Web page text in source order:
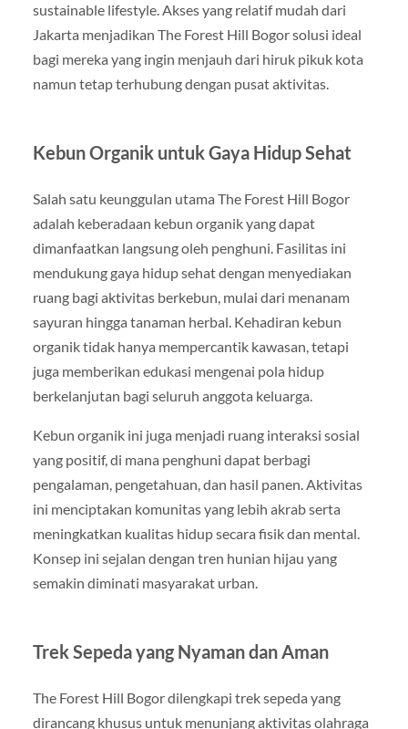
sustainable lifestyle. Akses yang relatif mudah dari
Jakarta menjadikan The Forest Hill Bogor solusi ideal
bagi mereka yang ingin menjauh dari hiruk pikuk kota
namun tetap terhubung dengan pusat aktivitas.
Kebun Organik untuk Gaya Hidup Sehat
Salah satu keunggulan utama The Forest Hill Bogor
adalah keberadaan kebun organik yang dapat
dimanfaatkan langsung oleh penghuni. Fasilitas ini
mendukung gaya hidup sehat dengan menyediakan
ruang bagi aktivitas berkebun, mulai dari menanam
sayuran hingga tanaman herbal. Kehadiran kebun
organik tidak hanya mempercantik kawasan, tetapi
juga memberikan edukasi mengenai pola hidup
berkelanjutan bagi seluruh anggota keluarga.
Kebun organik ini juga menjadi ruang interaksi sosial
yang positif, di mana penghuni dapat berbagi
pengalaman, pengetahuan, dan hasil panen. Aktivitas
ini menciptakan komunitas yang lebih akrab serta
meningkatkan kualitas hidup secara fisik dan mental.
Konsep ini sejalan dengan tren hunian hijau yang
semakin diminati masyarakat urban.
Trek Sepeda yang Nyaman dan Aman
The Forest Hill Bogor dilengkapi trek sepeda yang
dirancang khusus untuk menunjang aktivitas olahraga